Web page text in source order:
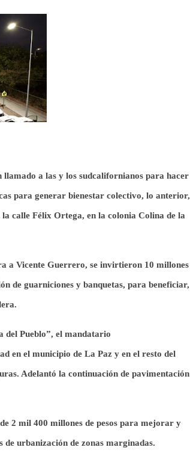
a las y los sudcalifornianos para hacer
para generar bienestar colectivo, lo anterior,
calle Félix Ortega, en la colonia Colina de la
a Vicente Guerrero, se invirtieron 10 millones
de guarniciones y banquetas, para beneficiar,
del Pueblo”, el mandatario
en el municipio de La Paz y en el resto del
Adelantó la continuación de pavimentación
2 mil 400 millones de pesos para mejorar y
de urbanización de zonas marginadas.